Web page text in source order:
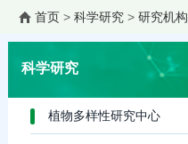
首页> 科学研究> 研究机构
科学研究
植物多样性研究中心